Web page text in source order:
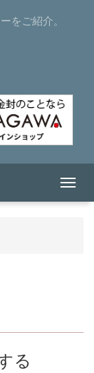
をご紹介。
る